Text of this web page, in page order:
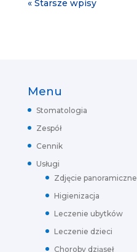
« Starsze wpisy
Menu
Stomatologia
Zespół
Cennik
Usługi
Zdjęcie panoramiczne
Higienizacja
Leczenie ubytków
Leczenie dzieci
Choroby dziąseł